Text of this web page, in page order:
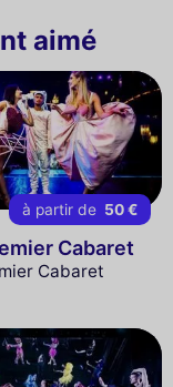
aimé
à partir de 50 €
Cabaret
Cabaret